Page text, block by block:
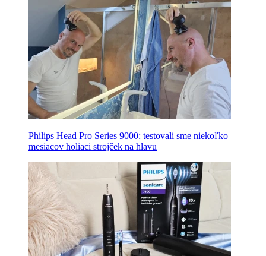
Philips Head Pro Series 9000: testovali sme niekoľko
mesiacov holiaci strojček na hlavu